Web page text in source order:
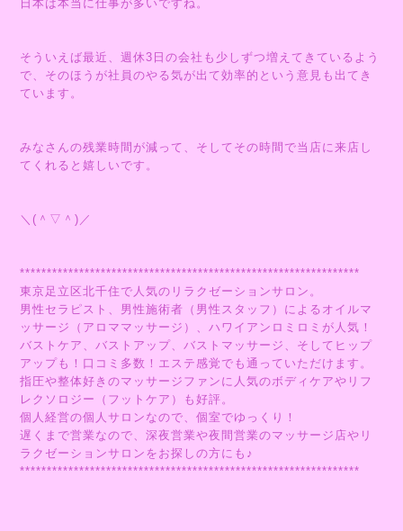
日本は本当に仕事が多いですね。
そういえば最近、週休3日の会社も少しずつ増えてきているよう
で、そのほうが社員のやる気が出て効率的という意見も出てき
ています。
みなさんの残業時間が減って、そしてその時間で当店に来店し
てくれると嬉しいです。
＼(＾▽＾)／
***************************************************************
東京足立区北千住で人気のリラクゼーションサロン。
男性セラピスト、男性施術者（男性スタッフ）によるオイルマ
ッサージ（アロママッサージ）、ハワイアンロミロミが人気！
バストケア、バストアップ、バストマッサージ、そしてヒップ
アップも！口コミ多数！エステ感覚でも通っていただけます。
指圧や整体好きのマッサージファンに人気のボディケアやリフ
レクソロジー（フットケア）も好評。
個人経営の個人サロンなので、個室でゆっくり！
遅くまで営業なので、深夜営業や夜間営業のマッサージ店やリ
ラクゼーションサロンをお探しの方にも♪
***************************************************************